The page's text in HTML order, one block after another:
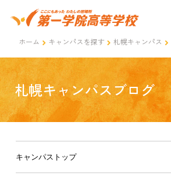
ホーム キャンパスを探す 札幌キャンパス
札幌キャンパスブログ
キャンパストップ